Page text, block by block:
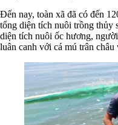
Đến nay, toàn xã đã có đến
tổng diện tích nuôi trồng thủy
diện tích nuôi ốc hương,
luân canh với cá mú trân